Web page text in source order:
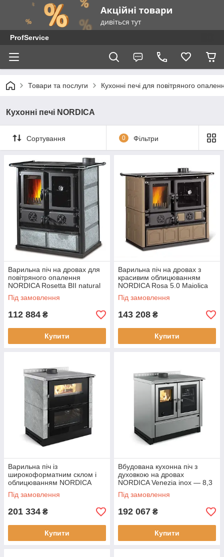
ProfService
Товари та послуги Кухонні печі для повітряного
Кухонні печі NORDICA
Сортування 0 Фільтри
Варильна піч на дровах для
повітряного опалення
NORDICA Rosetta BII natural
stone — 7,2 кВт
Під замовлення
112 884 ₴
Купити
Варильна піч на дровах з
красивим облицюванням
NORDICA Rosa 5.0 Maiolica
tortora — 8,8 кВт
Під замовлення
143 208 ₴
Купити
Варильна піч із
широкоформатним склом і
облицюванням NORDICA
Verona XXL natural stone — 7
кВт
Під замовлення
201 334 ₴
Купити
Вбудована кухонна піч з
духовкою на дровах
NORDICA Venezia inox — 8,3
кВт
Під замовлення
192 067 ₴
Купити